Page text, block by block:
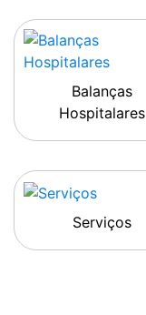
Balanças
Hospitalares
Serviços